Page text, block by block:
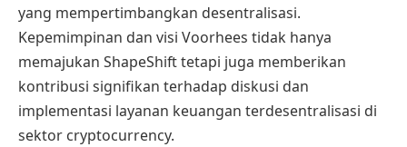
yang mempertimbangkan desentralisasi.
Kepemimpinan dan visi Voorhees tidak hanya
memajukan ShapeShift tetapi juga memberikan
kontribusi signifikan terhadap diskusi dan
implementasi layanan keuangan terdesentralisasi di
sektor cryptocurrency.